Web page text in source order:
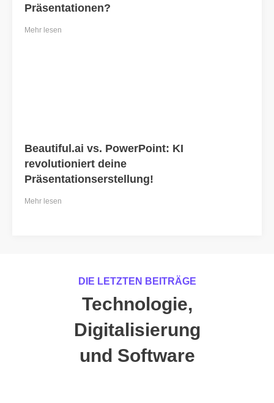
Präsentationen?
Mehr lesen
Beautiful.ai vs. PowerPoint: KI
revolutioniert deine
Präsentationserstellung!
Mehr lesen
DIE LETZTEN BEITRÄGE
Technologie,
Digitalisierung
und Software